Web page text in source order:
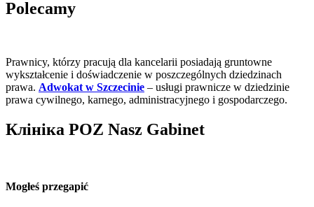
Polecamy
Prawnicy, którzy pracują dla kancelarii posiadają gruntowne
wykształcenie i doświadczenie w poszczególnych dziedzinach
prawa. Adwokat w Szczecinie – usługi prawnicze w dziedzinie
prawa cywilnego, karnego, administracyjnego i gospodarczego.
Клініка POZ Nasz Gabinet
Mogłeś przegapić